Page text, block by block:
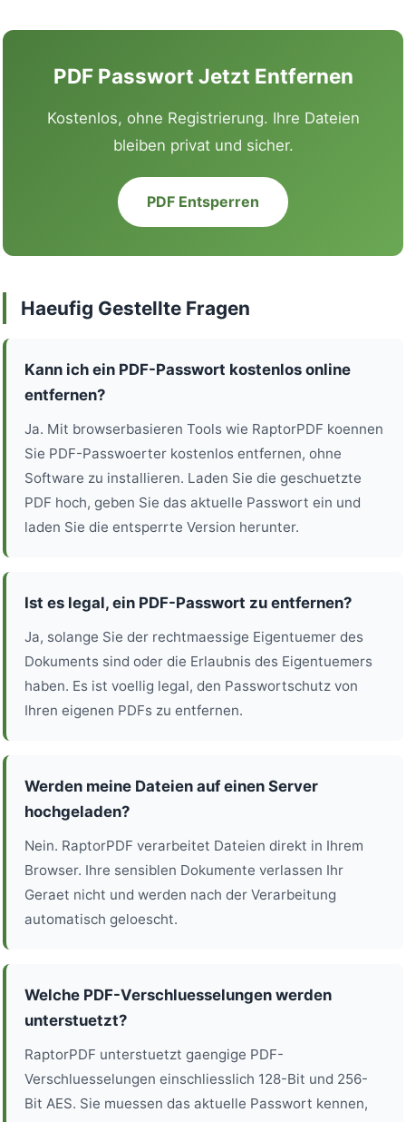
PDF Passwort Jetzt Entfernen
Kostenlos, ohne Registrierung. Ihre Dateien
bleiben privat und sicher.
PDF Entsperren
Haeufig Gestellte Fragen
Kann ich ein PDF-Passwort kostenlos online
entfernen?
Ja. Mit browserbasieren Tools wie RaptorPDF koennen
Sie PDF-Passwoerter kostenlos entfernen, ohne
Software zu installieren. Laden Sie die geschuetzte
PDF hoch, geben Sie das aktuelle Passwort ein und
laden Sie die entsperrte Version herunter.
Ist es legal, ein PDF-Passwort zu entfernen?
Ja, solange Sie der rechtmaessige Eigentuemer des
Dokuments sind oder die Erlaubnis des Eigentuemers
haben. Es ist voellig legal, den Passwortschutz von
Ihren eigenen PDFs zu entfernen.
Werden meine Dateien auf einen Server
hochgeladen?
Nein. RaptorPDF verarbeitet Dateien direkt in Ihrem
Browser. Ihre sensiblen Dokumente verlassen Ihr
Geraet nicht und werden nach der Verarbeitung
automatisch geloescht.
Welche PDF-Verschluesselungen werden
unterstuetzt?
RaptorPDF unterstuetzt gaengige PDF-
Verschluesselungen einschliesslich 128-Bit und 256-
Bit AES. Sie muessen das aktuelle Passwort kennen,